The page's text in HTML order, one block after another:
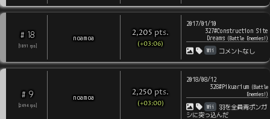
# 18
1891 rps
noamoa 2,205 pts.
(+03:06)
2017/01/10
327#Construction Site
Dreams(Battle Enemies!)
Wii
コメントなし
# 9
2494 rps
noamoa 2,250 pts.
(+03:00)
2018/08/12
328#Pikuarium(Battle
Enemies!)
Wii
羽を全員青ポンガ
シに突っ込んだ